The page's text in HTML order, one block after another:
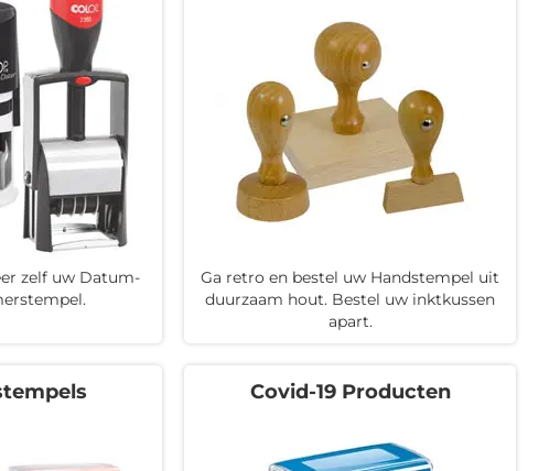
zelf uw Datum-
Ga retro en bestel uw Handstempel uit
duurzaam hout. Bestel uw inktkussen
apart.
Covid-19 Producten